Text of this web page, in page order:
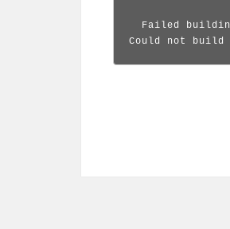
Failed
Could not build